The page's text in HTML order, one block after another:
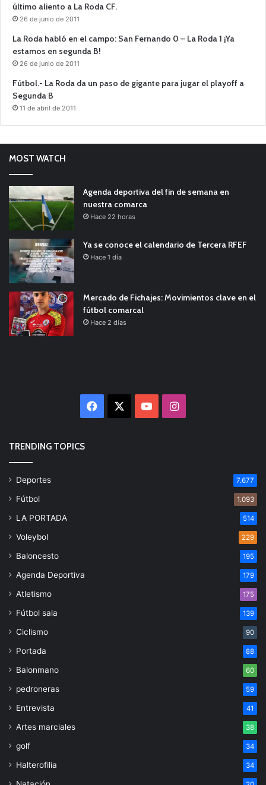
último aliento a La Roda CF.
26 de junio de 2011
La Roda habló en el campo: San Fernando 0 – La Roda 1 ¡Ya
estamos en segunda B!
26 de junio de 2011
Fútbol.- La Roda da un paso de gigante para jugar el playoff a
Segunda B
11 de abril de 2011
MOST WATCH
Agenda deportiva del fin de semana en
nuestra comarca
Hace 22 horas
Ya se conoce el calendario de Tercera RFEF
Hace 1 día
Mercado de Fichajes: Movimientos clave en el
fútbol comarcal
Hace 2 días
Facebook YouTubeInstagram
TRENDING TOPICS
Deportes 7.677
Fútbol 1.093
LA PORTADA 514
Voleybol 229
Baloncesto 195
Agenda Deportiva 179
Atletismo 175
Fútbol sala 139
Ciclismo 90
Portada 88
Balonmano 60
pedroneras 59
Entrevista 41
Artes marciales 38
golf 34
Halterofilia 34